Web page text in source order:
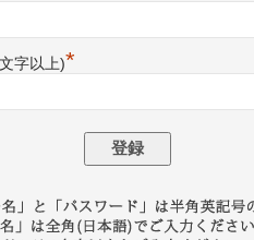
字以上)*